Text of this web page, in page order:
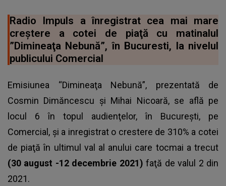
Radio Impuls a înregistrat cea mai mare
creştere a cotei de piaţă cu matinalul
”Dimineaţa Nebună”, în Bucuresti, la nivelul
publicului Comercial
Emisiunea “Dimineaţa Nebună”, prezentată de
Cosmin Dimăncescu şi Mihai Nicoară, se află pe
locul 6 în topul audienţelor, în Bucureşti, pe
Comercial, şi a inregistrat o crestere de 310% a cotei
de piaţă în ultimul val al anului care tocmai a trecut
(30 august -12 decembrie 2021)faţă de valul 2 din
2021.